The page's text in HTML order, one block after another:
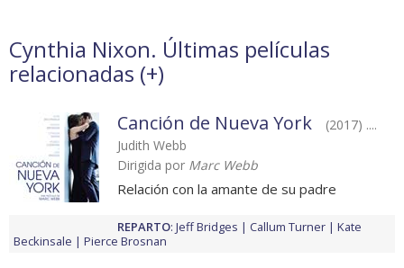
Cynthia Nixon. Últimas películas
relacionadas (+)
Canción de Nueva York
(2017) ....
Judith Webb
Dirigida por Marc Webb
Relación con la amante de su padre
REPARTO: Jeff Bridges Callum Turner
Kate
Beckinsale
Pierce Brosnan